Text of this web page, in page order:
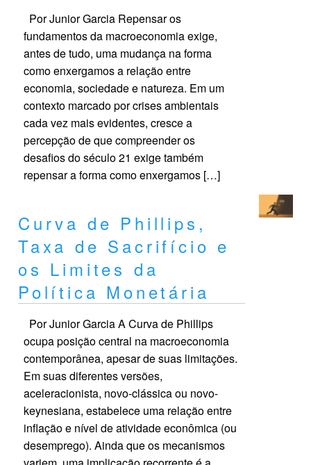
Por Junior Garcia Repensar os
fundamentos da macroeconomia exige,
antes de tudo, uma mudança na forma
como enxergamos a relação entre
economia, sociedade e natureza. Em um
contexto marcado por crises ambientais
cada vez mais evidentes, cresce a
percepção de que compreender os
desafios do século 21 exige também
repensar a forma como enxergamos […]
Curva de Phillips,
Taxa de Sacrifício e
os Limites da
Política Monetária
Por Junior Garcia A Curva de Phillips
ocupa posição central na macroeconomia
contemporânea, apesar de suas limitações.
Em suas diferentes versões,
aceleracionista, novo-clássica ou novo-
keynesiana, estabelece uma relação entre
inflação e nível de atividade econômica (ou
desemprego). Ainda que os mecanismos